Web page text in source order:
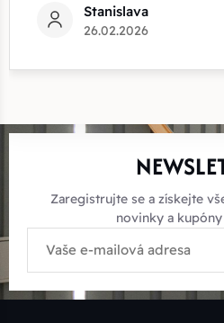
Stanislava
26.02.2026
Zaregistrujte se a získejte
novinky a